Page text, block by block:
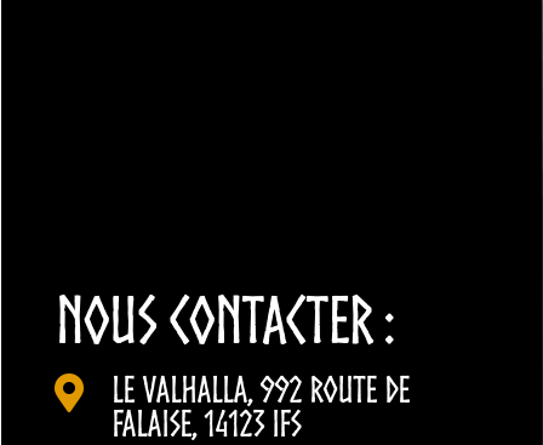
NOUS CONTACTER :

Le Valhalla, 992 Route de
Falaise, 14123 Ifs